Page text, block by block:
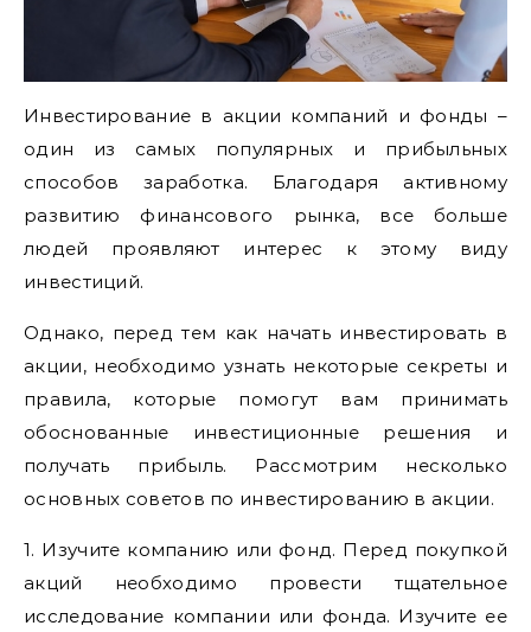
Инвестирование в акции компаний и фонды –
один из самых популярных и прибыльных
способов заработка. Благодаря активному
развитию финансового рынка, все больше
людей проявляют интерес к этому виду
инвестиций.
Однако, перед тем как начать инвестировать в
акции, необходимо узнать некоторые секреты и
правила, которые помогут вам принимать
обоснованные инвестиционные решения и
получать прибыль. Рассмотрим несколько
основных советов по инвестированию в акции.
1. Изучите компанию или фонд. Перед покупкой
акций необходимо провести тщательное
исследование компании или фонда. Изучите ее